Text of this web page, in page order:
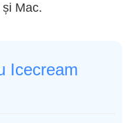
Mac.
Icecream